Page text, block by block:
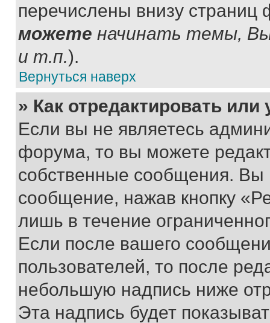
перечислены внизу
можете начинать темы,
и т.п.).
Вернуться наверх
» Как отредактировать
Если вы не являетесь
форума, то вы можете
собственные сообщения. Вы
сообщение, нажав кнопку
лишь в течение
Если после вашего
пользователей, то после
небольшую надпись ниже
Эта надпись будет